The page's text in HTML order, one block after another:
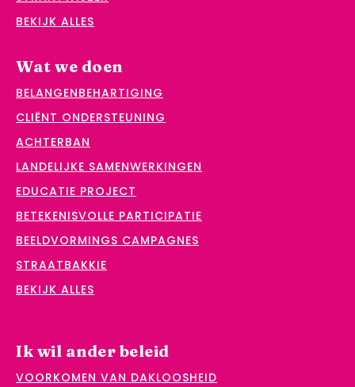
BEKIJK ALLES
Wat we doen
BELANGENBEHARTIGING
CLIËNT ONDERSTEUNING
ACHTERBAN
LANDELIJKE SAMENWERKINGEN
EDUCATIE PROJECT
BETEKENISVOLLE PARTICIPATIE
BEELDVORMINGS CAMPAGNES
STRAATBAKKIE
BEKIJK ALLES
Ik wil ander beleid
VOORKOMEN VAN DAKLOOSHEID